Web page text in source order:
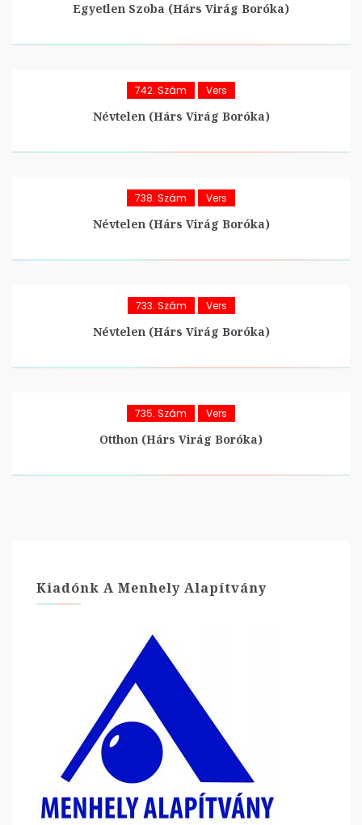
Egyetlen Szoba (Hárs Virág Boróka)
742. Szám Vers
Névtelen (Hárs Virág Boróka)
738. Szám Vers
Névtelen (Hárs Virág Boróka)
733. Szám Vers
Névtelen (Hárs Virág Boróka)
735. Szám Vers
Otthon (Hárs Virág Boróka)
Kiadónk A Menhely Alapítvány